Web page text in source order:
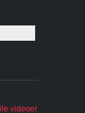
videoer